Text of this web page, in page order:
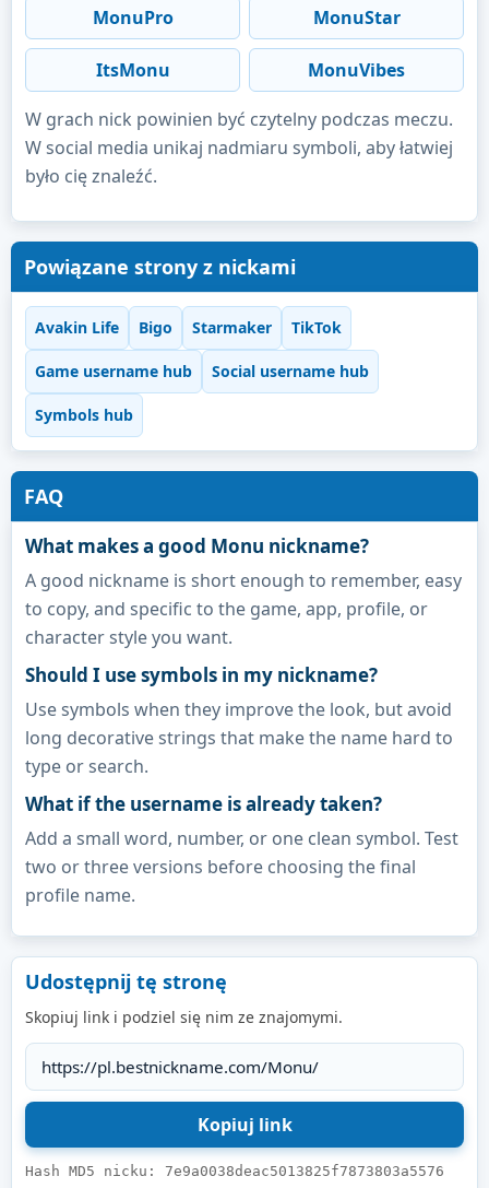
MonuPro MonuStar
ItsMonu MonuVibes
W grach nick powinien być czytelny podczas meczu.
W social media unikaj nadmiaru symboli, aby łatwiej
było cię znaleźć.
Powiązane strony z nickami
Avakin Life Bigo Starmaker TikTok
Game username hub Social username hub
Symbols hub
FAQ
What makes a good Monu nickname?
A good nickname is short enough to remember, easy
to copy, and specific to the game, app, profile, or
character style you want.
Should I use symbols in my nickname?
Use symbols when they improve the look, but avoid
long decorative strings that make the name hard to
type or search.
What if the username is already taken?
Add a small word, number, or one clean symbol. Test
two or three versions before choosing the final
profile name.
Udostępnij tę stronę
Skopiuj link i podziel się nim ze znajomymi.
Hash MD5 nicku: 7e9a0038deac5013825f7873803a5576